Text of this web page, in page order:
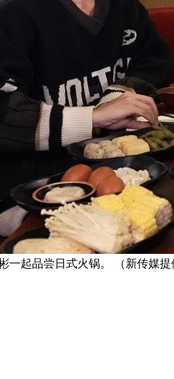
一起品尝日式火锅。 （新传媒提